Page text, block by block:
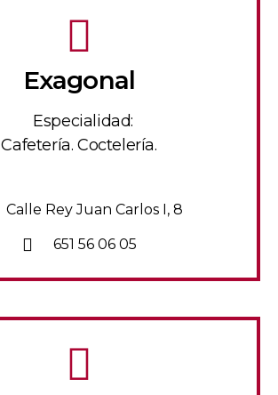
Exagonal
Especialidad:
Cafetería. Coctelería.
Calle Rey Juan Carlos I, 8
651 56 06 05